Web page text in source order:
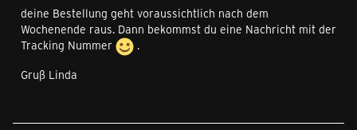
deine Bestellung geht voraussichtlich nach dem
Wochenende raus. Dann bekommst du eine Nachricht mit der
Tracking Nummer
.
Gruß Linda